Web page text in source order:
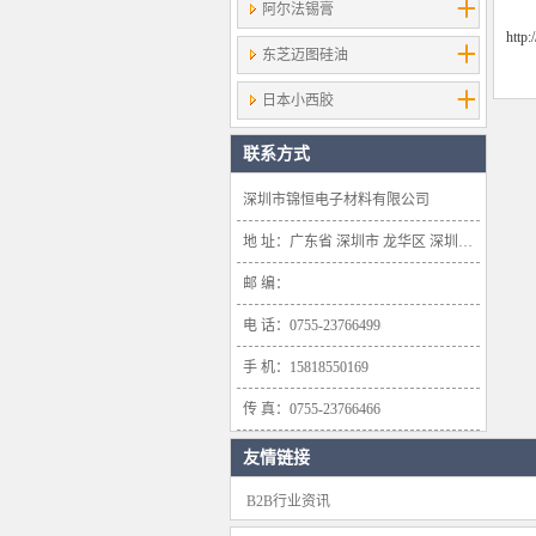
阿尔法锡膏
东芝迈图硅油
日本小西胶
联系方式
深圳市锦恒电子材料有限公司
地 址：广东省 深圳市 龙华区 深圳市龙华新区大浪办事处浪口社区华盛路134号雍景轩商业大厦1638号
邮 编：
电 话：0755-23766499
手 机：15818550169
传 真：0755-23766466
友情链接
B2B行业资讯